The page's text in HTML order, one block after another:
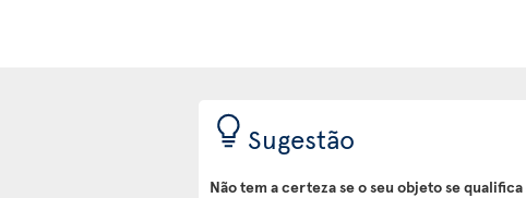
Sugestão
Não tem a certeza se o seu objeto se